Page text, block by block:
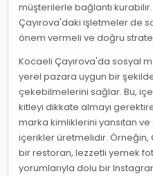
müşterilerle bağlantı
Çayırova'daki işletmeler de
önem vermeli ve doğru
Kocaeli Çayırova'da sosyal
yerel pazara uygun bir
çekebilmelerini sağlar. Bu,
kitleyi dikkate almayı
marka kimliklerini yansıtan
içerikler üretmelidir.
bir restoran, lezzetli yemek
yorumlarıyla dolu bir